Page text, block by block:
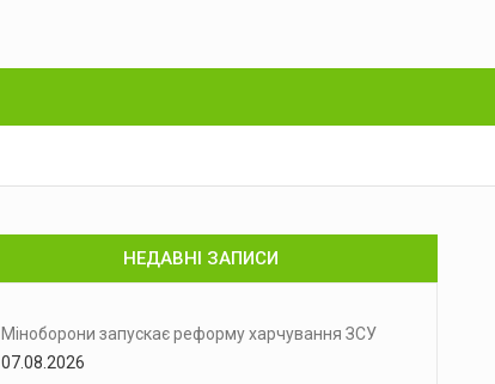
НЕДАВНІ ЗАПИСИ
Міноборони запускає реформу харчування ЗСУ
07.08.2026